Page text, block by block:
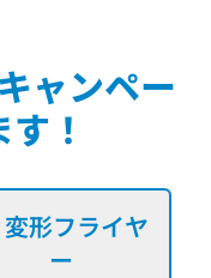
ャンペー
！
形フライヤ
ー